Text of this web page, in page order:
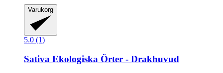
Varukorg
5.0 (1)
Sativa Ekologiska Örter -​ Drakhuvud